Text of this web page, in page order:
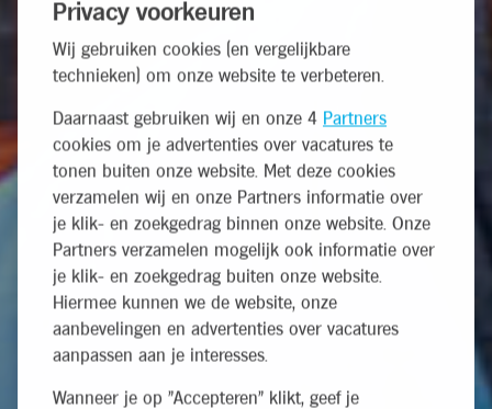
Privacy voorkeuren
Wij gebruiken cookies (en vergelijkbare
technieken) om onze website te verbeteren.
Daarnaast gebruiken wij en onze 4 Partners
cookies om je advertenties over vacatures te
tonen buiten onze website. Met deze cookies
verzamelen wij en onze Partners informatie over
je klik- en zoekgedrag binnen onze website. Onze
Partners verzamelen mogelijk ook informatie over
je klik- en zoekgedrag buiten onze website.
Hiermee kunnen we de website, onze
aanbevelingen en advertenties over vacatures
aanpassen aan je interesses.
Wanneer je op "Accepteren" klikt, geef je